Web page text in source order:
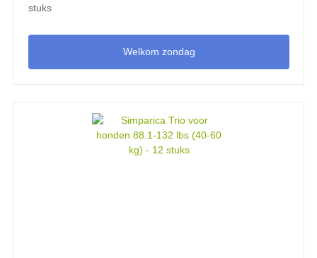
stuks
Welkom zondag